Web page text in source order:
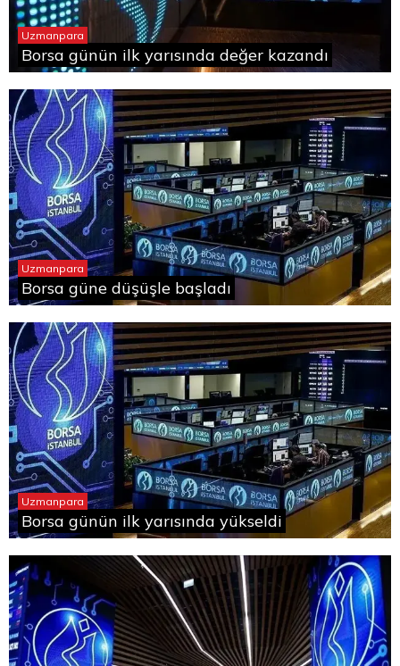
Uzmanpara
Borsa günün ilk yarısında değer kazandı
Uzmanpara
Borsa güne düşüşle başladı
Uzmanpara
Borsa günün ilk yarısında yükseldi